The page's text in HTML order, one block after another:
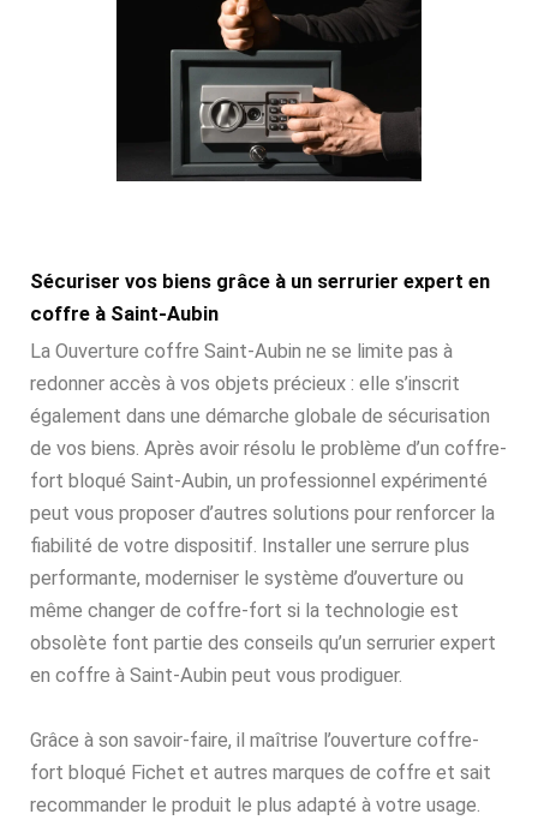
Sécuriser vos biens grâce à un serrurier expert en
coffre à Saint-Aubin
La Ouverture coffre Saint-Aubin ne se limite pas à
redonner accès à vos objets précieux : elle s’inscrit
également dans une démarche globale de sécurisation
de vos biens. Après avoir résolu le problème d’un coffre-
fort bloqué Saint-Aubin, un professionnel expérimenté
peut vous proposer d’autres solutions pour renforcer la
fiabilité de votre dispositif. Installer une serrure plus
performante, moderniser le système d’ouverture ou
même changer de coffre-fort si la technologie est
obsolète font partie des conseils qu’un serrurier expert
en coffre à Saint-Aubin peut vous prodiguer.
Grâce à son savoir-faire, il maîtrise l’ouverture coffre-
fort bloqué Fichet et autres marques de coffre et sait
recommander le produit le plus adapté à votre usage.